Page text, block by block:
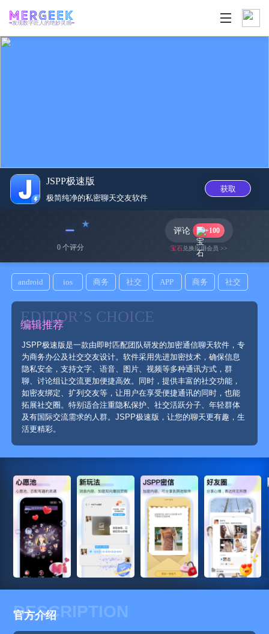
发现数字匠人的绝妙灵感
JSPP极速版
极简纯净的私密聊天交友软‪件‬
获取
﹣
0 个评分
评论 +100
宝石兑换应用会员 >>
android ios 商务 社交 APP 商务 社交
EDITOR’S CHOICE
编辑推荐
JSPP极速版是一款由即时匹配团队研发的加密通信聊天软件，专
为商务办公及社交交友设计。软件采用先进加密技术，确保信息
隐私安全，支持文字、语音、图片、视频等多种通讯方式，群
聊、讨论组让交流更加便捷高效。同时，提供丰富的社交功能，
如密友绑定、扩列交友等，让用户在享受便捷通讯的同时，也能
拓展社交圈。特别适合注重隐私保护、社交活跃分子、年轻群体
及有国际交流需求的人群。JSPP极速版，让您的聊天更有趣，生
活更精彩。
DESCRIPTION
官方介绍